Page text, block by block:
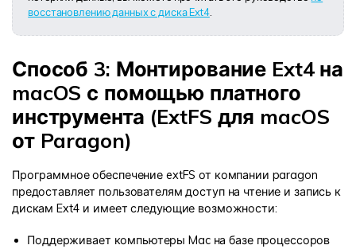
восстановлению данных с диска Ext4.
Способ 3: Монтирование Ext4 на
macOS с помощью платного
инструмента (ExtFS для macOS
от Paragon)
Программное обеспечение extFS от компании paragon
предоставляет пользователям доступ на чтение и запись к
дискам Ext4 и имеет следующие возможности:
Поддерживает компьютеры Mac на базе процессоров